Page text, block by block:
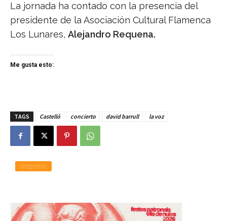
La jornada ha contado con la presencia del
presidente de la Asociación Cultural Flamenca
Los Lunares, Alejandro Requena.
Me gusta esto:
TAGS Castelló concierto david barrull la voz
Imprimir